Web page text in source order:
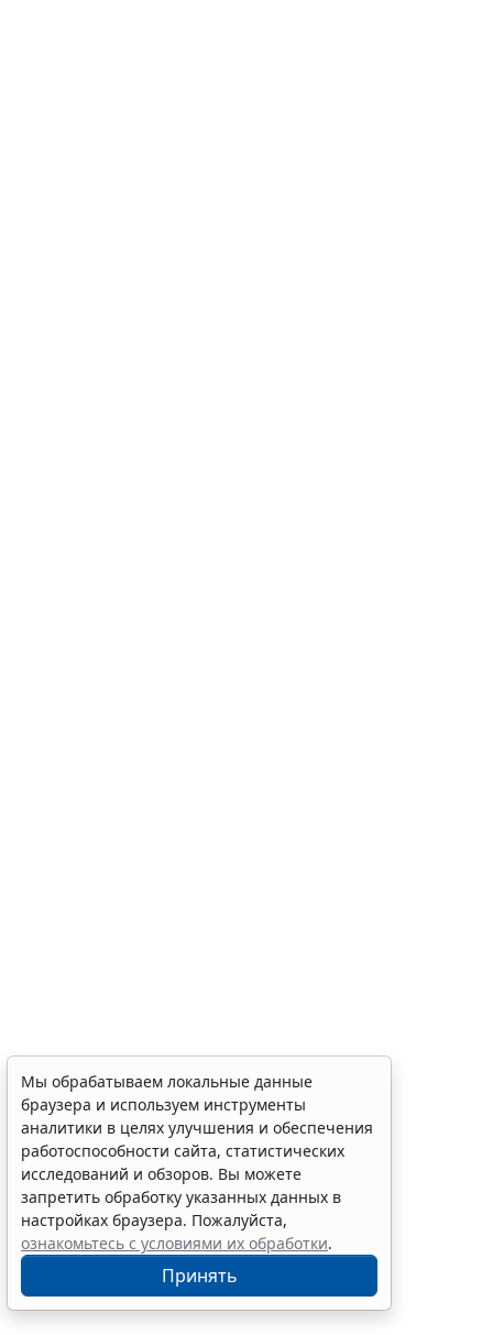
Мы обрабатываем локальные данные
браузера и используем инструменты
аналитики в целях улучшения и обеспечения
работоспособности сайта, статистических
исследований и обзоров. Вы можете
запретить обработку указанных данных в
настройках браузера. Пожалуйста,
ознакомьтесь с условиями их обработки.
Принять